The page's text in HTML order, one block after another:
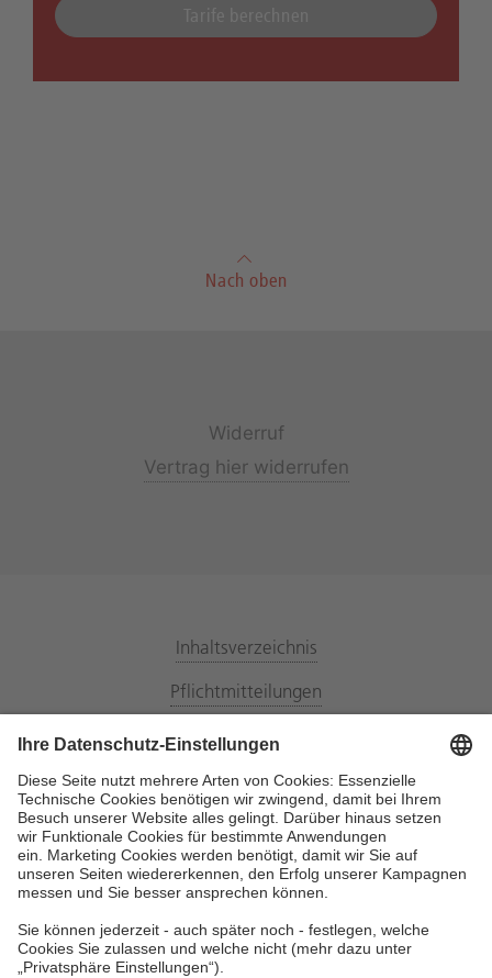
Nach oben
Widerruf
Vertrag hier widerrufen
Inhaltsverzeichnis
Pflichtmitteilungen
Energiemarktpartner
Datenschutz
Privatsphäre Einstellungen
Bildnachweis
Impressum